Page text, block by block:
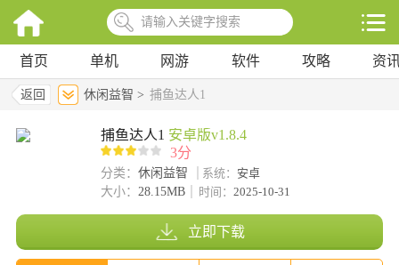
首页 单机 网游 软件 攻略 资
返回 休闲益智 > 捕鱼达人1
捕鱼达人1 安卓版v1.8.4
3分
分类： 休闲益智 系统： 安卓
大小： 28.15MB 时间： 2025-10-31
立即下载